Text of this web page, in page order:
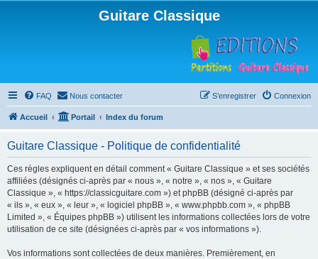
Guitare Classique
FAQ Nous contacter Connexion
S’enregistrer
Accueil Portail Index du forum
Guitare Classique - Politique de confidentialité
Ces règles expliquent en détail comment « Guitare Classique » et ses sociétés
affiliées (désignés ci-après par « nous », « notre », « nos », « Guitare
Classique », « https://classicguitare.com ») et phpBB (désigné ci-après par
« ils », « eux », « leur », « logiciel phpBB », « www.phpbb.com », « phpBB
Limited », « Équipes phpBB ») utilisent les informations collectées lors de votre
utilisation de ce site (désignées ci-après par « vos informations »).
Vos informations sont collectées de deux manières. Premièrement, en